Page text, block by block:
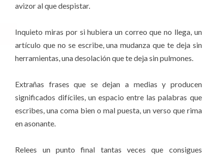
avizor al que despistar.
Inquieto miras por si hubiera un correo que no llega, un
artículo que no se escribe, una mudanza que te deja sin
herramientas, una desolación que te deja sin pulmones.
Extrañas frases que se dejan a medias y producen
significados difíciles, un espacio entre las palabras que
escribes, una coma bien o mal puesta, un verso que rima
en asonante.
Relees un punto final tantas veces que consigues